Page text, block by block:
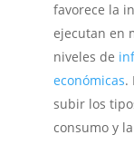
favorece la
ejecutan en
niveles de
económicas.
subir los
consumo y